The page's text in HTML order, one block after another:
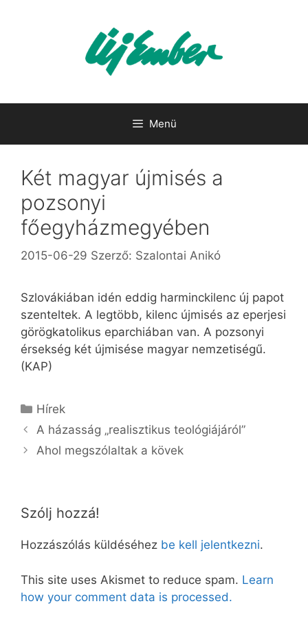
Menü
Két magyar újmisés a
pozsonyi
főegyházmegyében
2015-06-29 Szerző: Szalontai Anikó
Szlovákiában idén eddig harminckilenc új papot
szenteltek. A legtöbb, kilenc újmisés az eperjesi
görögkatolikus eparchiában van. A pozsonyi
érsekség két újmisése magyar nemzetiségű.
(KAP)
Kategória
Hírek
A házasság „realisztikus teológiájáról”
Ahol megszólaltak a kövek
Szólj hozzá!
Hozzászólás küldéséhez be kell jelentkezni.
This site uses Akismet to reduce spam. Learn
how your comment data is processed.